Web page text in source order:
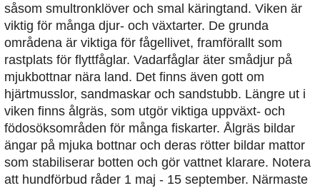
såsom smultronklöver och smal käringtand. Viken är
viktig för många djur- och växtarter. De grunda
områdena är viktiga för fågellivet, framförallt som
rastplats för flyttfåglar. Vadarfåglar äter smådjur på
mjukbottnar nära land. Det finns även gott om
hjärtmusslor, sandmaskar och sandstubb. Längre ut i
viken finns ålgräs, som utgör viktiga uppväxt- och
födosöksområden för många fiskarter. Ålgräs bildar
ängar på mjuka bottnar och deras rötter bildar mattor
som stabiliserar botten och gör vattnet klarare. Notera
att hundförbud råder 1 maj - 15 september. Närmaste